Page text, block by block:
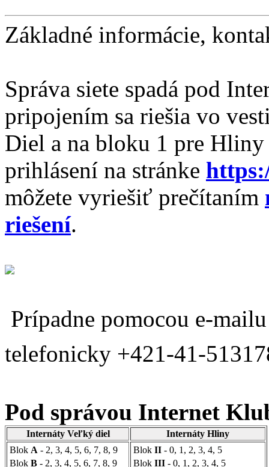
Základné informácie,
Správa siete spadá pod
pripojením sa riešia vo
Diel a na bloku 1 pre
prihlásení na stránke
môžete vyriešiť prečítaním
riešení.
Prípadne pomocou e-
telefonicky +421-41-
Pod správou Internet
Internáty Veľký diel
Internáty Hliny
Blok A - 2, 3, 4, 5, 6, 7, 8, 9
Blok B - 2, 3, 4, 5, 6, 7, 8, 9
Blok II - 0, 1, 2, 3, 4, 5
Blok III - 0, 1, 2, 3, 4, 5